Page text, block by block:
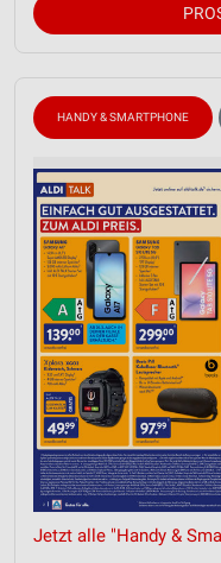
HANDY & SMARTPHONE
Jetzt alle "Handy &